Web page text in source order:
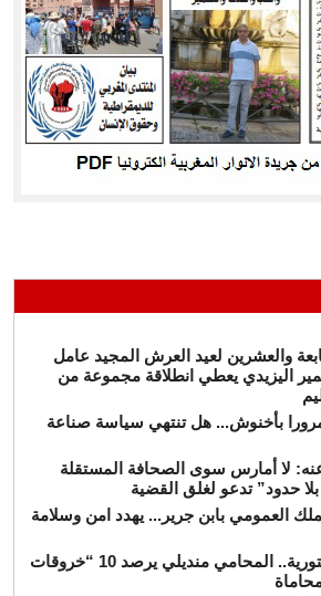
والعشرين لعيد العرش المجيد عامل
اليزيدي يعطي انطلاقة مجموعة من
بأخنوش... هل تنتهي سياسة صناعة
عنه: لا أمارس سوى الصحافة المستقلة
حدود” تدعو لغلق القضية
العمومي بابن جرير... يهدد امن وسلامة
بعد احالته على الدستورية.. المحامي منديلي يرصد 10 “خروقات